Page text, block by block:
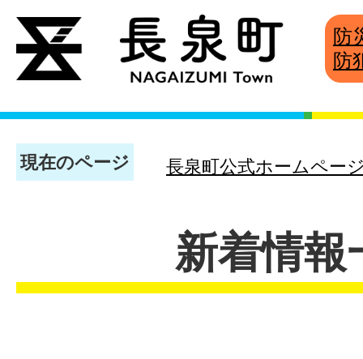
防
防
現在のページ 長泉町公式ホームペー
新着情報